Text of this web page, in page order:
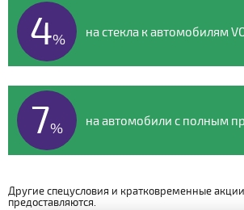
4% на стекла к автомобилям
7% на автомобили с полным
Другие спецусловия и кратковременные
предоставляются.